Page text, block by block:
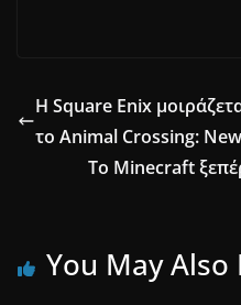
Η Square Enix
το Animal Crossing:
To Minecraft
You May Also